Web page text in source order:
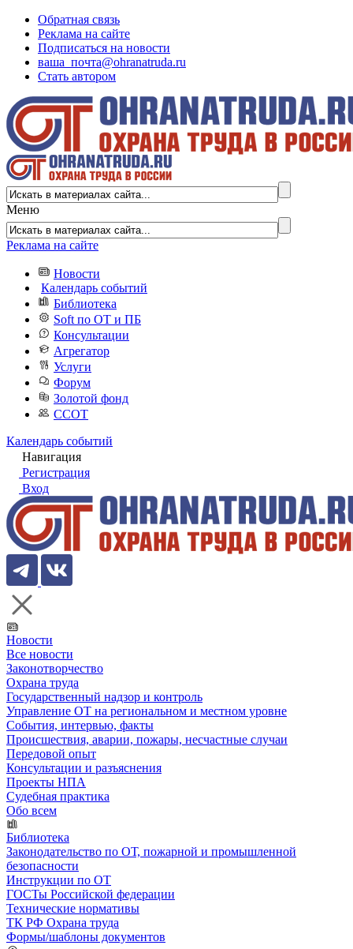
Обратная связь
Реклама на сайте
Подписаться на новости
ваша_почта@ohranatruda.ru
Стать автором
Меню
Реклама на сайте
Новости
Календарь событий
Библиотека
Soft по ОТ и ПБ
Консультации
Агрегатор
Услуги
Форум
Золотой фонд
ССОТ
Календарь событий
Навигация
Регистрация
Вход
Новости
Все новости
Законотворчество
Охрана труда
Государственный надзор и контроль
Управление ОТ на региональном и местном уровне
События, интервью, факты
Происшествия, аварии, пожары, несчастные случаи
Передовой опыт
Консультации и разъяснения
Проекты НПА
Судебная практика
Обо всем
Библиотека
Законодательство по ОТ, пожарной и промышленной
безопасности
Инструкции по ОТ
ГОСТы Российской федерации
Технические нормативы
ТК РФ Охрана труда
Формы/шаблоны документов